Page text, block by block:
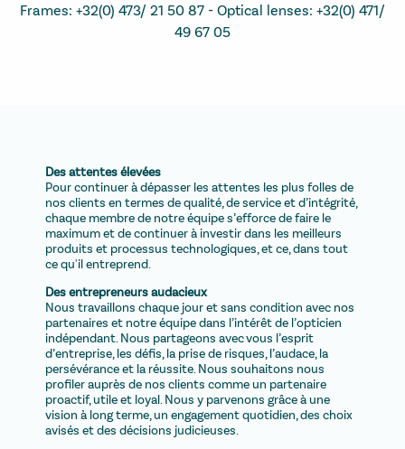
Frames: +32(0) 473/ 21 50 87 - Optical lenses: +32(0) 471/
49 67 05
Des attentes élevées
Pour continuer à dépasser les attentes les plus folles de
nos clients en termes de qualité, de service et d’intégrité,
chaque membre de notre équipe s’efforce de faire le
maximum et de continuer à investir dans les meilleurs
produits et processus technologiques, et ce, dans tout
ce qu'il entreprend.
Des entrepreneurs audacieux
Nous travaillons chaque jour et sans condition avec nos
partenaires et notre équipe dans l’intérêt de l’opticien
indépendant. Nous partageons avec vous l’esprit
d’entreprise, les défis, la prise de risques, l’audace, la
persévérance et la réussite. Nous souhaitons nous
profiler auprès de nos clients comme un partenaire
proactif, utile et loyal. Nous y parvenons grâce à une
vision à long terme, un engagement quotidien, des choix
avisés et des décisions judicieuses.